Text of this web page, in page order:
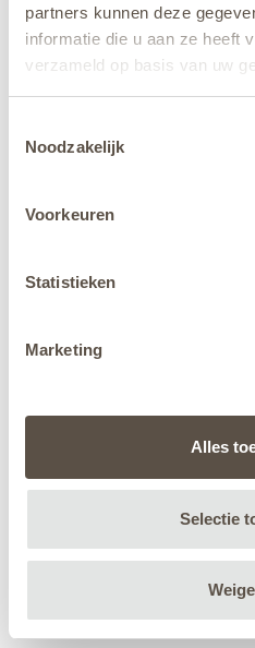
partners kunnen deze
informatie die u aan ze heeft
verzameld op basis van uw
jehier.
Noodzakelijk
Voorkeuren
Statistieken
Marketing
Alles
Selectie